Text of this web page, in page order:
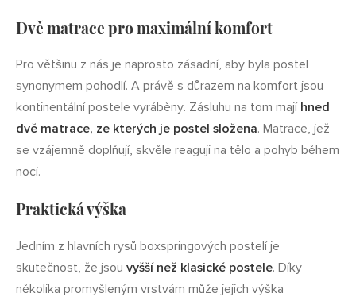
Dvě matrace pro maximální komfort
Pro většinu z nás je naprosto zásadní, aby byla postel
synonymem pohodlí. A právě s důrazem na komfort jsou
kontinentální postele vyráběny. Zásluhu na tom mají hned
dvě matrace, ze kterých je postel složena. Matrace, jež
se vzájemně doplňují, skvěle reaguji na tělo a pohyb během
noci.
Praktická výška
Jedním z hlavních rysů boxspringových postelí je
skutečnost, že jsou vyšší než klasické postele. Díky
několika promyšleným vrstvám může jejich výška